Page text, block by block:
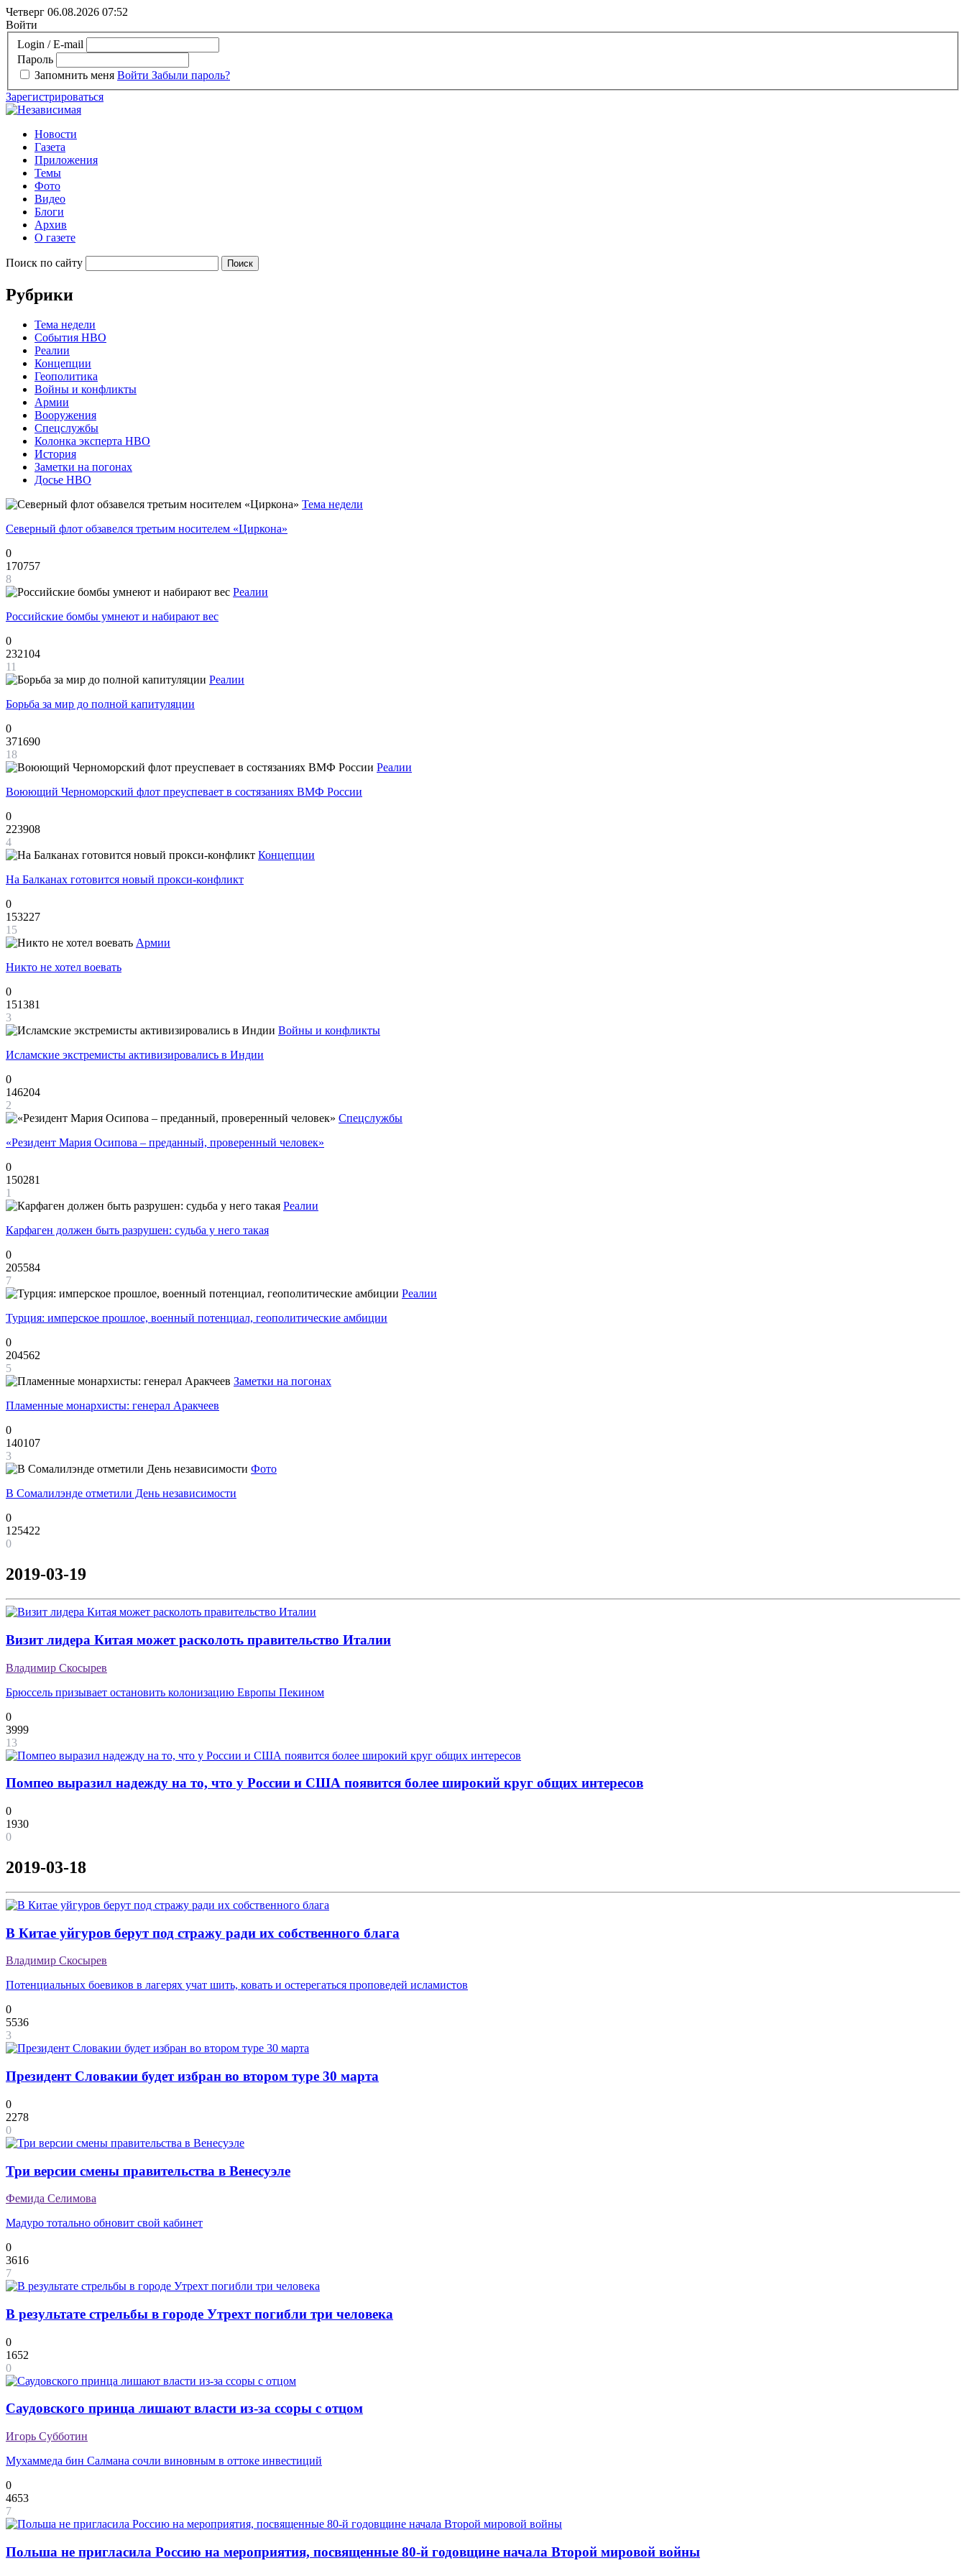
Четверг 06.08.2026 07:52
Войти
Login / E-mail
Пароль
Запомнить меня Войти Забыли пароль?
Зарегистрироваться
Новости
Газета
Приложения
Темы
Фото
Видео
Блоги
Архив
О газете
Поиск по сайту
Рубрики
Тема недели
События НВО
Реалии
Концепции
Геополитика
Войны и конфликты
Армии
Вооружения
Спецслужбы
Колонка эксперта НВО
История
Заметки на погонах
Досье НВО
Тема недели
Северный флот обзавелся третьим носителем «Циркона»
0
170757
8
Реалии
Российские бомбы умнеют и набирают вес
0
232104
11
Реалии
Борьба за мир до полной капитуляции
0
371690
18
Реалии
Воюющий Черноморский флот преуспевает в состязаниях ВМФ России
0
223908
4
Концепции
На Балканах готовится новый прокси-конфликт
0
153227
15
Армии
Никто не хотел воевать
0
151381
3
Войны и конфликты
Исламские экстремисты активизировались в Индии
0
146204
2
Спецслужбы
«Резидент Мария Осипова – преданный, проверенный человек»
0
150281
1
Реалии
Карфаген должен быть разрушен: судьба у него такая
0
205584
7
Реалии
Турция: имперское прошлое, военный потенциал, геополитические амбиции
0
204562
5
Заметки на погонах
Пламенные монархисты: генерал Аракчеев
0
140107
3
Фото
В Сомалилэнде отметили День независимости
0
125422
0
2019-03-19
Визит лидера Китая может расколоть правительство Италии
Владимир Скосырев
Брюссель призывает остановить колонизацию Европы Пекином
0
3999
13
Помпео выразил надежду на то, что у России и США появится более широкий круг общих интересов
0
1930
0
2019-03-18
В Китае уйгуров берут под стражу ради их собственного блага
Владимир Скосырев
Потенциальных боевиков в лагерях учат шить, ковать и остерегаться проповедей исламистов
0
5536
3
Президент Словакии будет избран во втором туре 30 марта
0
2278
0
Три версии смены правительства в Венесуэле
Фемида Селимова
Мадуро тотально обновит свой кабинет
0
3616
7
В результате стрельбы в городе Утрехт погибли три человека
0
1652
0
Саудовского принца лишают власти из-за ссоры с отцом
Игорь Субботин
Мухаммеда бин Салмана сочли виновным в оттоке инвестиций
0
4653
7
Польша не пригласила Россию на мероприятия, посвященные 80-й годовщине начала Второй мировой войны